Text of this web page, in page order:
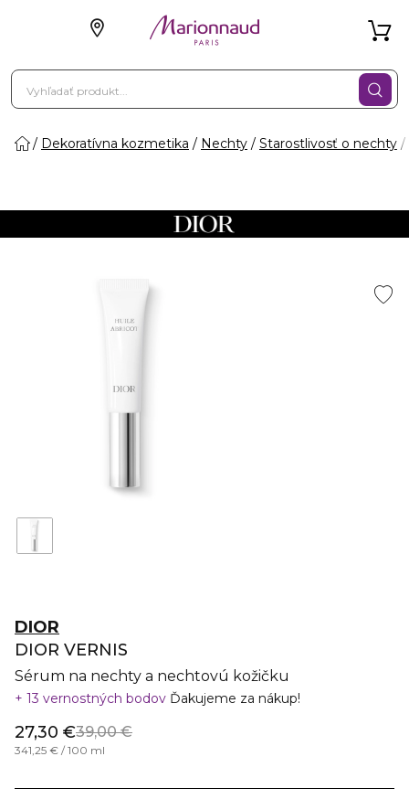
Dekoratívna kozmetika Nechty Starostlivosť o nechty
DIOR
DIOR VERNIS
Sérum na nechty a nechtovú kožičku
13 vernostných bodov Ďakujeme za nákup!
27,30 €39,00 €
341,25 € / 100 ml